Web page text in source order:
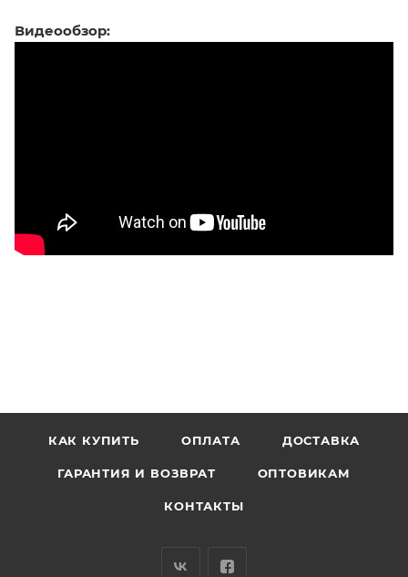
Видеообзор:
КАК КУПИТЬ ОПЛАТА ДОСТАВКА
ГАРАНТИЯ И ВОЗВРАТ ОПТОВИКАМ
КОНТАКТЫ